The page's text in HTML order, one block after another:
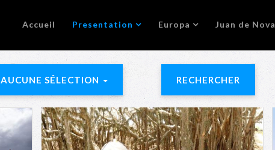
Accueil Presentation Europa Juan de Nova
AUCUNE SÉLECTION RECHERCHER